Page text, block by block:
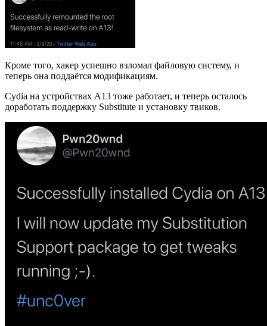
Кроме того, хакер успешно взломал файловую систему, и
теперь она поддаётся модификациям.
Cydia на устройствах A13 тоже работает, и теперь осталось
доработать поддержку Substitute и установку твиков.